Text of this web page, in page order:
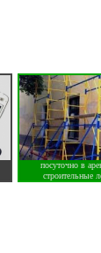
посуточно в
строительные